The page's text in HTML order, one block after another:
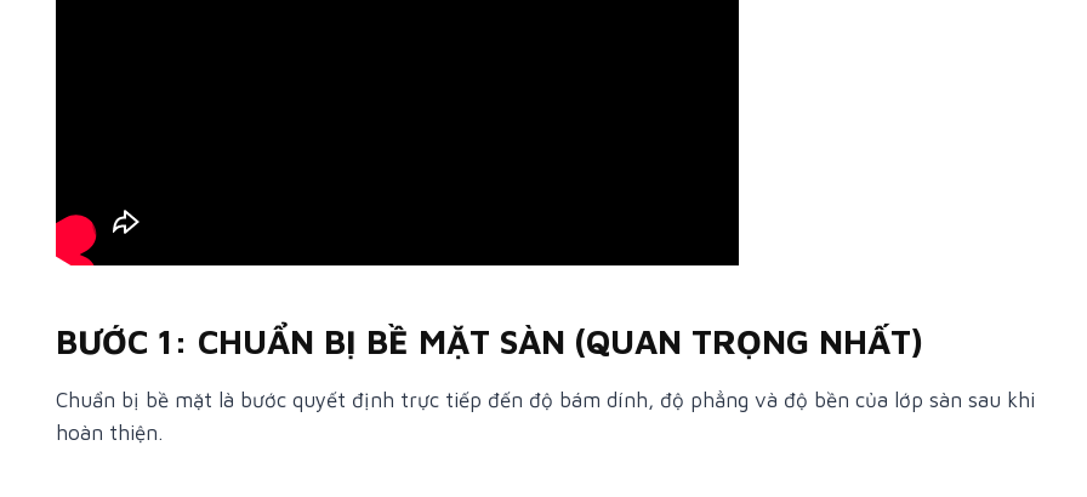
BƯỚC 1: CHUẨN BỊ BỀ MẶT SÀN (QUAN TRỌNG NHẤT)
Chuẩn bị bề mặt là bước quyết định trực tiếp đến độ bám dính, độ phẳng và độ bền của lớp sàn sau khi
hoàn thiện.